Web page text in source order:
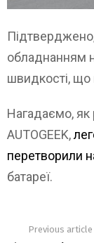
обладнанням
швидкості,
Нагадаємо, як
AUTOGEEK,
перетворили
батареї.
Previous article